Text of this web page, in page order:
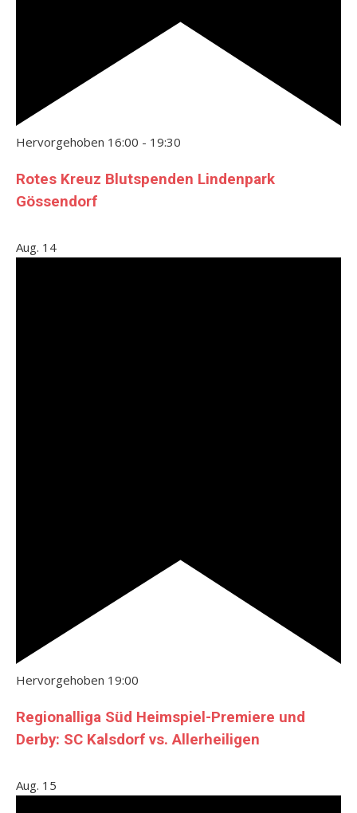
Hervorgehoben 16:00 - 19:30
Rotes Kreuz Blutspenden Lindenpark
Gössendorf
Aug. 14
Hervorgehoben 19:00
Regionalliga Süd Heimspiel-Premiere und
Derby: SC Kalsdorf vs. Allerheiligen
Aug. 15